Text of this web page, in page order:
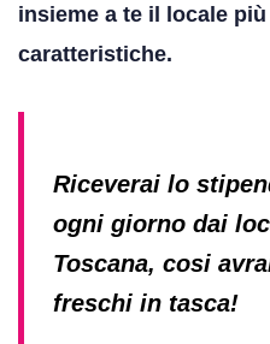
insieme a te il locale
caratteristiche.
Riceverai lo
ogni giorno dai
Toscana, cosi
freschi in tasca!